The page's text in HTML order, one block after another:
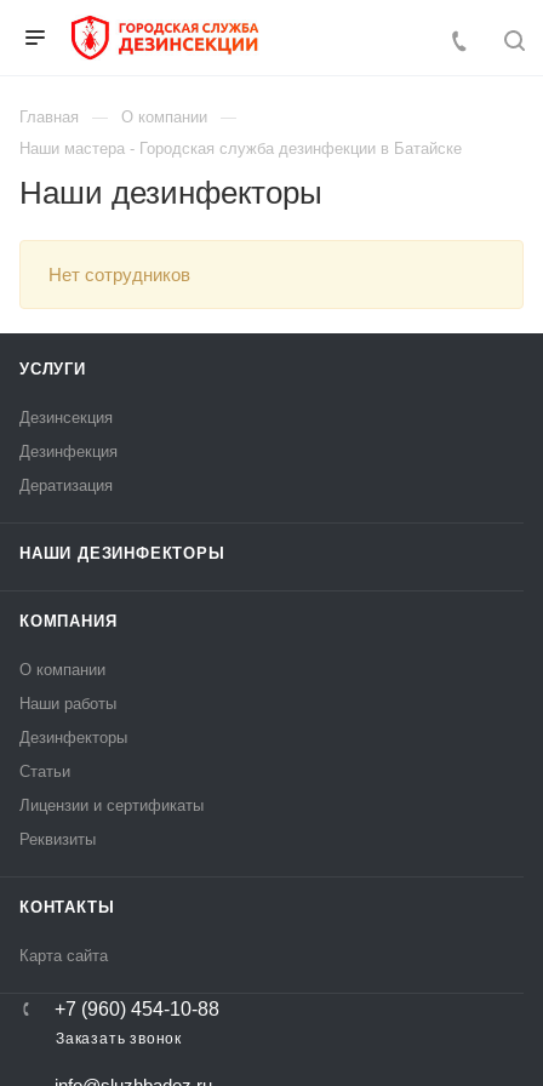
Главная
О компании
Наши мастера - Городская служба дезинфекции в Батайске
Наши дезинфекторы
Нет сотрудников
УСЛУГИ
Дезинсекция
Дезинфекция
Дератизация
НАШИ ДЕЗИНФЕКТОРЫ
КОМПАНИЯ
О компании
Наши работы
Дезинфекторы
Статьи
Лицензии и сертификаты
Реквизиты
КОНТАКТЫ
Карта сайта
+7 (960) 454-10-88
Заказать звонок